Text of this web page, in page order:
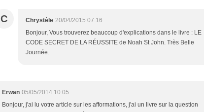
C Chrystèle 20/04/2015 07:16
Bonjour, Vous trouverez beaucoup d'explications dans le livre : LE
CODE SECRET DE LA RÉUSSITE de Noah St John. Très Belle
Journée.
Erwan 05/05/2014 10:05
Bonjour, j'ai lu votre article sur les afformations, j'ai un livre sur la question